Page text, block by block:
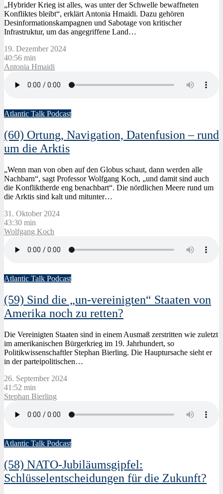
„Hybrider Krieg ist alles, was unter der Schwelle bewaffneten
Konfliktes bleibt“, erklärt Antonia Hmaidi. Dazu gehören
Desinformationskampagnen und Sabotage von kritischer
Infrastruktur, um das angegriffene Land…
19. Dezember 2024
40:56 min
Antonia Hmaidi
Atlantic Talk Podcast
(60) Ortung, Navigation, Datenfusion – rund
um die Arktis
„Wenn man von oben auf den Globus schaut, dann werden alle
Nachbarn“, sagt Professor Wolfgang Koch, „und damit sind auch
die Konfliktherde eng benachbart“. Die nördlichen Meere rund um
die Arktis sind kalt und mitunter…
31. Oktober 2024
43:30 min
Wolfgang Koch
Atlantic Talk Podcast
(59) Sind die „un-vereinigten“ Staaten von
Amerika noch zu retten?
Die Vereinigten Staaten sind in einem Ausmaß zerstritten wie zuletzt
im amerikanischen Bürgerkrieg im 19. Jahrhundert, so
Politikwissenschaftler Stephan Bierling. Die Hauptursache sieht er
in der parteipolitischen…
26. September 2024
41:52 min
Stephan Bierling
Atlantic Talk Podcast
(58) NATO-Jubiläumsgipfel:
Schlüsselentscheidungen für die Zukunft?